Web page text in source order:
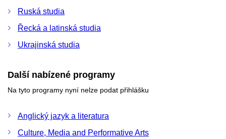
Ruská studia
Řecká a latinská studia
Ukrajinská studia
Další nabízené programy
Na tyto programy nyní nelze podat přihlášku
Anglický jazyk a literatura
Culture, Media and Performative Arts